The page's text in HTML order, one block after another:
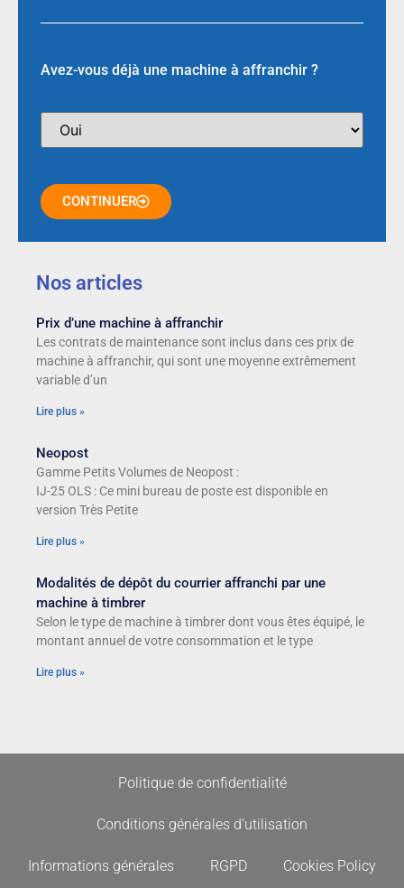
Avez-vous déjà une machine à affranchir ?
CONTINUER
Nos articles
Prix d’une machine à affranchir
Les contrats de maintenance sont inclus dans ces prix de
machine à affranchir, qui sont une moyenne extrêmement
variable d’un
Lire plus »
Neopost
Gamme Petits Volumes de Neopost :
IJ-25 OLS : Ce mini bureau de poste est disponible en
version Très Petite
Lire plus »
Modalités de dépôt du courrier affranchi par une
machine à timbrer
Selon le type de machine à timbrer dont vous êtes équipé, le
montant annuel de votre consommation et le type
Lire plus »
Politique de confidentialité
Conditions générales d’utilisation
Informations générales RGPD Cookies Policy